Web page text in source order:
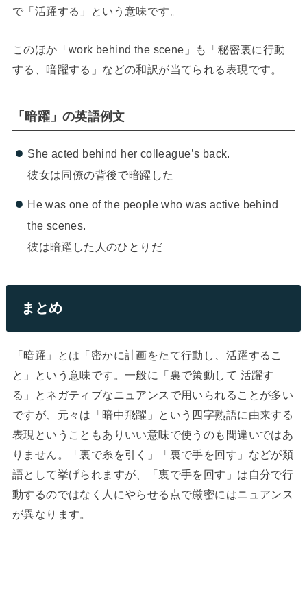
で「活躍する」という意味です。
このほか「work behind the scene」も「秘密裏に行動
する、暗躍する」などの和訳が当てられる表現です。
「暗躍」の英語例文
She acted behind her colleague’s back.
彼女は同僚の背後で暗躍した
He was one of the people who was active behind
the scenes.
彼は暗躍した人のひとりだ
まとめ
「暗躍」とは「密かに計画をたて行動し、活躍するこ
と」という意味です。一般に「裏で策動して 活躍す
る」とネガティブなニュアンスで用いられることが多い
ですが、元々は「暗中飛躍」という四字熟語に由来する
表現ということもありいい意味で使うのも間違いではあ
りません。「裏で糸を引く」「裏で手を回す」などが類
語として挙げられますが、「裏で手を回す」は自分で行
動するのではなく人にやらせる点で厳密にはニュアンス
が異なります。